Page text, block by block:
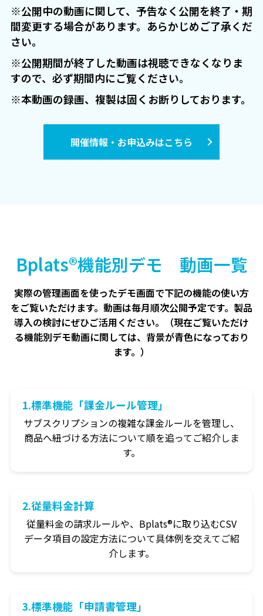
※公開中の動画に関して、予告なく公開を終了・期
間変更する場合があります。あらかじめご了承くだ
さい。
※公開期間が終了した動画は視聴できなくなりま
すので、必ず期間内にご覧ください。
※本動画の録画、複製は固くお断りしております。
開催情報・お申込みはこちら
Bplats®機能別デモ 動画一覧
実際の管理画面を使ったデモ画面で下記の機能の使い方
をご覧いただけます。動画は毎月順次公開予定です。製品
導入の検討にぜひご活用ください。（現在ご覧いただけ
る機能別デモ動画に関しては、背景が青色になっており
ます。）
1.標準機能「課金ルール管理」
サブスクリプションの複雑な課金ルールを管理し、
商品へ紐づける方法について順を追ってご紹介しま
す。
2.従量料金計算
従量料金の請求ルールや、Bplats®に取り込むCSV
データ項目の設定方法について具体例を交えてご紹
介します。
3.標準機能「申請書管理」